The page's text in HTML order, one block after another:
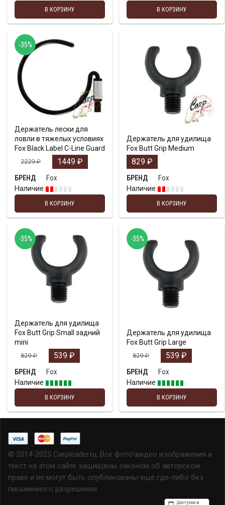
В КОРЗИНУ В КОРЗИНУ
Держатель лески для
ловли в тяжелых условиях
Fox Black Label C-Line Guard
2229₽ 1449 ₽
БРЕНД
Fox
Наличие
В КОРЗИНУ
-35%
Держатель для удилища
Fox Butt Grip Medium
829 ₽
БРЕНД
Fox
Наличие
В КОРЗИНУ
Держатель для удилища
Fox Butt Grip Small задний
mini
829₽ 539 ₽
БРЕНД
Fox
Наличие
В КОРЗИНУ
-35%
Держатель для удилища
Fox Butt Grip Large
829₽ 539 ₽
БРЕНД
Fox
Наличие
В КОРЗИНУ
-35%
© 2014-2025 Carpleader.ru, Все фото\видео изображения и
текст на этом сайте защищены законом об авторском
праве и не могут быть опубликованы ещё где-либо без
письменного разрешения.